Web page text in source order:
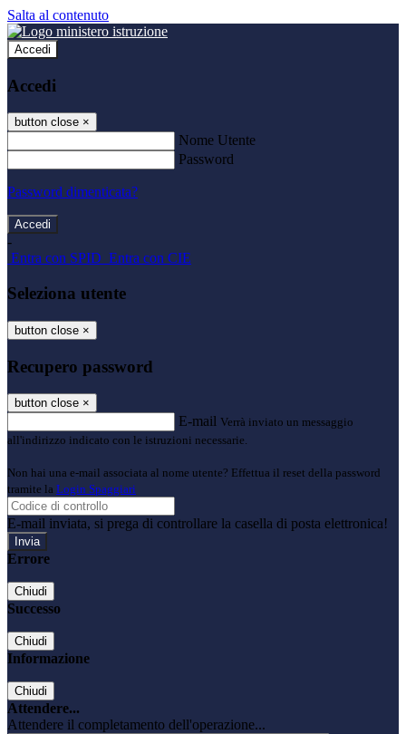
Salta al contenuto
Accedi
Accedi
button close ×
Nome Utente
Password
Password dimenticata?
-
Entra con SPID Entra con CIE
Seleziona utente
button close ×
Recupero password
button close ×
E-mail Verrà inviato un messaggio
all'indirizzo indicato con le istruzioni necessarie.
Non hai una e-mail associata al nome utente? Effettua il reset della password
tramite la Login Spaggiari
E-mail inviata, si prega di controllare la casella di posta elettronica!
Errore
Chiudi
Successo
Chiudi
Informazione
Chiudi
Attendere...
Attendere il completamento dell'operazione...